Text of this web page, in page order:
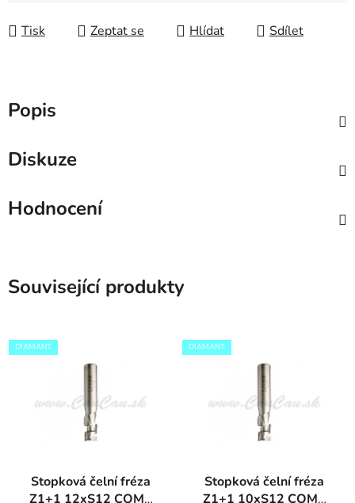
Tisk Zeptat se Hlídat Sdílet
Popis
Diskuze
Hodnocení
Související produkty
DIAMANT
Stopková čelní fréza
Z1+1 12xS12 COMP
DIAMANT
Stopková čelní fréza
Z1+1 10xS12 COMP